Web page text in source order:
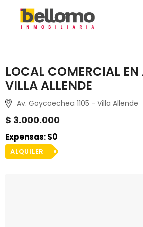
LOCAL COMERCIAL EN
VILLA ALLENDE
Av. Goycoechea 1105 - Villa Allende
$ 3.000.000
Expensas: $0
ALQUILER